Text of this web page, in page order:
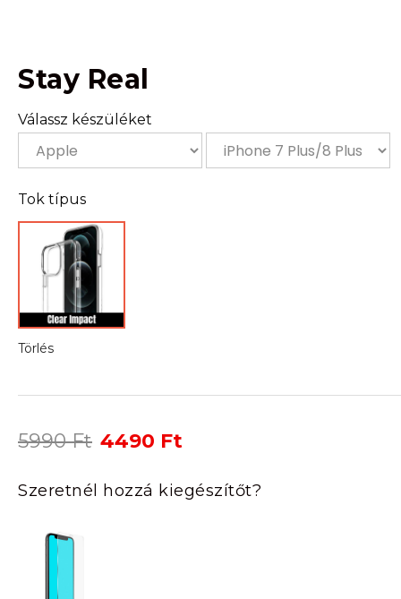
Stay Real
Válassz készüléket
Tok típus
Törlés
5990Ft Original
was:
5990 Ft.
4490 Ft
is:
4490 Ft.
Szeretnél hozzá kiegészítőt?